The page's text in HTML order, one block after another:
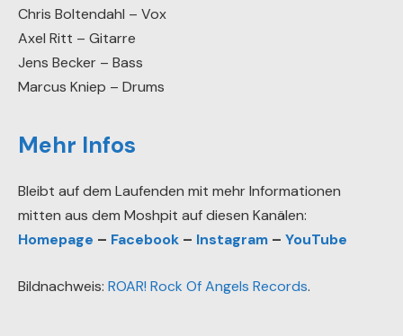
Chris Boltendahl – Vox
Axel Ritt – Gitarre
Jens Becker – Bass
Marcus Kniep – Drums
Mehr Infos
Bleibt auf dem Laufenden mit mehr Informationen
mitten aus dem Moshpit auf diesen Kanälen:
Homepage – Facebook – Instagram – YouTube
Bildnachweis: ROAR! Rock Of Angels Records.